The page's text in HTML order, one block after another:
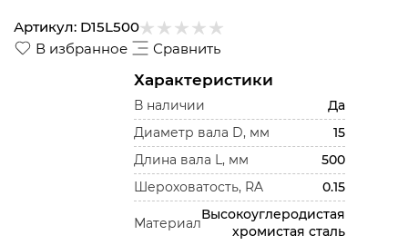
В избранное Сравнить
Артикул: D15L500
Характеристики
В наличии
Да
Диаметр вала D, мм
15
Длина вала L, мм
500
Шероховатость, RA
0.15
Материал
Высокоуглеродистая
хромистая сталь